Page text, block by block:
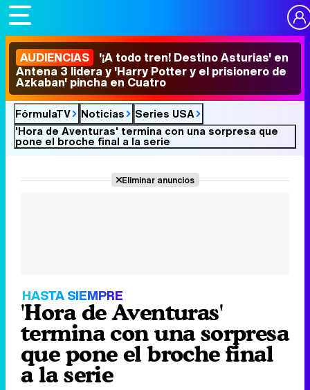
AUDIENCIAS '¡A todo tren! Destino Asturias' en
Antena 3 lidera y 'Harry Potter y el prisionero de
Azkaban' pincha en Cuatro
FórmulaTV Noticias
Series USA
'Hora de Aventuras' termina con una sorpresa que
pone el broche final a la serie
Eliminar anuncios
HASTA SIEMPRE
'Hora de Aventuras'
termina con una sorpresa
que pone el broche final
a la serie